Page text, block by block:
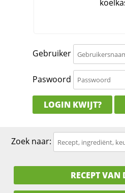
Gebruiker
Paswoord
LOGIN KWIJT?
Zoek naar:
RECEPT VAN